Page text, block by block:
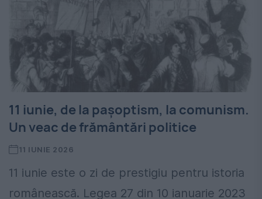
11 iunie, de la pașoptism, la comunism.
Un veac de frământări politice
11 IUNIE 2026
11 iunie este o zi de prestigiu pentru istoria
românească. Legea 27 din 10 ianuarie 2023